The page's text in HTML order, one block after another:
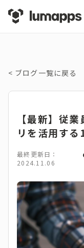
< ブログ一覧に戻る
【最新】従
リを活用す
最終更新日：
2024.11.06